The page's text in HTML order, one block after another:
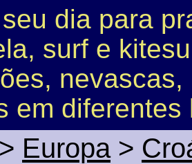
dia para
surf e
em
> Europa>